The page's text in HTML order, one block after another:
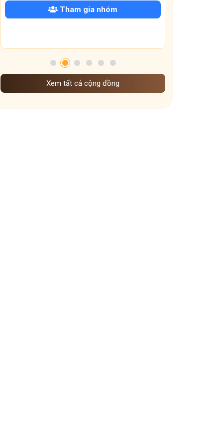
cây giao chữa viêm mũi dị ứng
bị xoang nên nằm ngủ tư thế nào
Hàn khí xâm xoang bấm huyệt chữa viêm xoang
lá húng chanh chữa viêm mũi dị ứng
Xem tất cả cộng đồng